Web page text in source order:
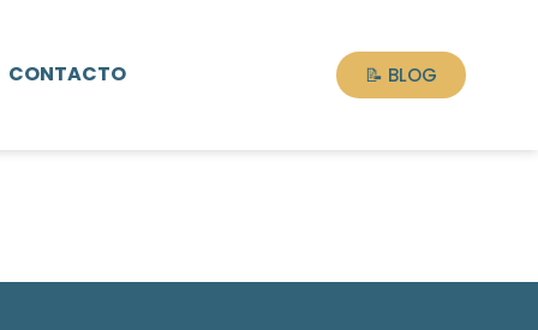
CONTACTO 📝 BLOG